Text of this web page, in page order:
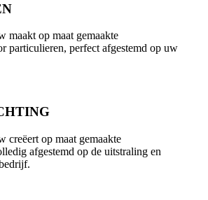
maakt op maat gemaakte
particulieren, perfect afgestemd op uw
creëert op maat gemaakte
afgestemd op de uitstraling en